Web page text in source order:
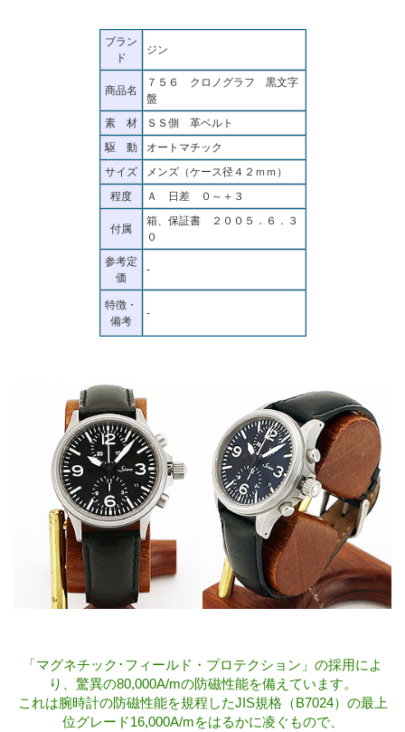
ブラン
ド
ジン
商品名
７５６ クロノグラフ 黒文字
盤
素 材
ＳＳ側 革ベルト
駆 動
オートマチック
サイズ
メンズ（ケース径４２ｍｍ）
程度
Ａ 日差 ０～＋３
付属
箱、保証書 ２００５．６．３
０
参考定
価
-
特徴・
備考
-
「マグネチック･フィールド・プロテクション」の採用によ
り、驚異の80,000A/mの防磁性能を備えています。
これは腕時計の防磁性能を規程したJIS規格（B7024）の最上
位グレード16,000A/mをはるかに凌ぐもので、